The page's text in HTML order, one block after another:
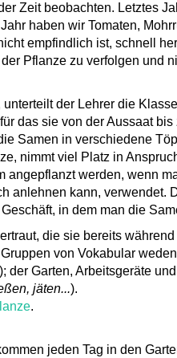
Zeit beobachten. Letztes
haben wir Tomaten,
empfindlich ist, schnell
Pflanze zu verfolgen und
der Lehrer die
das sie von der Aussaat
Samen in verschiedene
nimmt viel Platz in
werden, wenn
anlehnen kann, verwendet.
in dem man die
die sie bereits
von Vokabular
der Garten, Arbeitsgeräte
jäten...).
.
jeden Tag in den